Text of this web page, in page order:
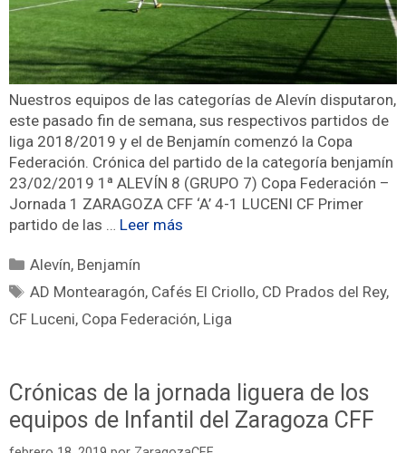
Nuestros equipos de las categorías de Alevín disputaron,
este pasado fin de semana, sus respectivos partidos de
liga 2018/2019 y el de Benjamín comenzó la Copa
Federación. Crónica del partido de la categoría benjamín
23/02/2019 1ª ALEVÍN 8 (GRUPO 7) Copa Federación –
Jornada 1 ZARAGOZA CFF ‘A’ 4-1 LUCENI CF Primer
partido de las … Leer más
Alevín, Benjamín
AD Montearagón, Cafés El Criollo, CD Prados del Rey,
CF Luceni, Copa Federación, Liga
Crónicas de la jornada liguera de los
equipos de Infantil del Zaragoza CFF